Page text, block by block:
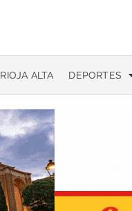
RIOJA ALTA DEPORTES